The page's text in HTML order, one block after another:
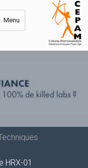
Menu
HRX-01